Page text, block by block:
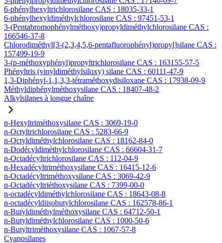
6-phénylhexyltrichlorosilane CAS : 18035-33-1
6-phénylhexyldiméthylchlorosilane CAS : 97451-53-1
3-(Pentabromophénylméthoxy)propyldiméthylchlorosilane CAS :
166546-37-8
Chlorodiméthyl[3-(2,3,4,5,6-pentafluorophényl)propyl]silane CAS :
157499-19-9
3-(p-méthoxyphényl)propyltrichlorosilane CAS : 163155-57-5
Phényltris (vinyldiméthylsiloxy) silane CAS : 60111-47-9
1,3-Diphényl-1,1,3,3-tétraméthoxydisiloxane CAS : 17938-09-9
Méthyldiphénylméthoxysilane CAS : 18407-48-2
Alkylsilanes à longue chaîne
n-Hexyltriméthoxysilane CAS : 3069-19-0
n-Octyltrichlorosilane CAS : 5283-66-9
n-Octyldiméthylchlorosilane CAS : 18162-84-0
n-Dodécyldiméthylchlorosilane CAS : 66604-31-7
n-Octadécyltrichlorosilane CAS : 112-04-9
n-Hexadécyltriméthoxysilane CAS : 16415-12-6
n-Octadécyltriméthoxysilane CAS : 3069-42-9
n-Octadécyltriéthoxysilane CAS : 7399-00-0
n-octadécyldiméthylchlorosilane CAS : 18643-08-8
n-octadécyldiisobutylchlorosilane CAS : 162578-86-1
n-Butyldiméthylméthoxysilane CAS : 64712-50-1
n-Butyldiméthylchlorosilane CAS : 1000-50-6
n-Butyltriméthoxysilane CAS : 1067-57-8
Cyanosilanes